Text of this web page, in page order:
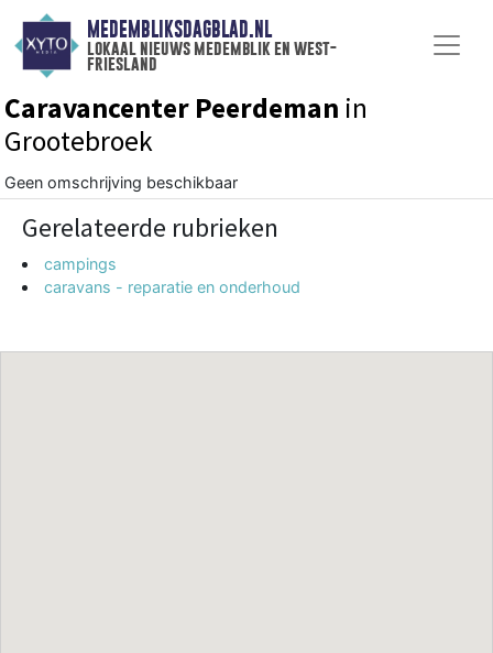
MEDEMBLIKSDAGBLAD.NL
lokaal nieuws medemblik en west-
friesland
Caravancenter Peerdeman in
Grootebroek
Geen omschrijving beschikbaar
Gerelateerde rubrieken
campings
caravans - reparatie en onderhoud